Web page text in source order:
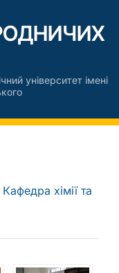
університет імені
Кафедра хімії та